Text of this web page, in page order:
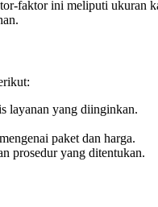
faktor ini meliputi ukuran
layanan yang diinginkan.
paket dan harga.
prosedur yang ditentukan.